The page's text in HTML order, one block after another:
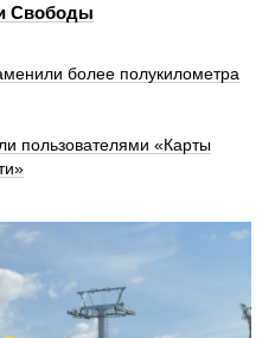
Свободы
более полукилометра
пользователями «Карты